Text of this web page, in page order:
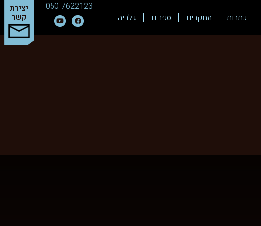
כתבות מחקרים ספרים גלריה
050-7622123
יצירת
קשר